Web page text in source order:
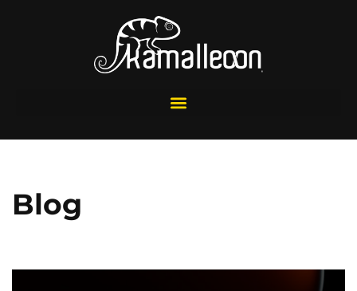
Blog